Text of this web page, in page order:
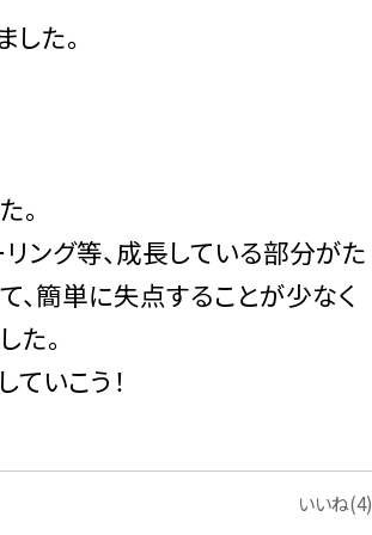
た。
。
リング等、成長している部分がた
、簡単に失点することが少なく
た。
いこう！
いいね(4)